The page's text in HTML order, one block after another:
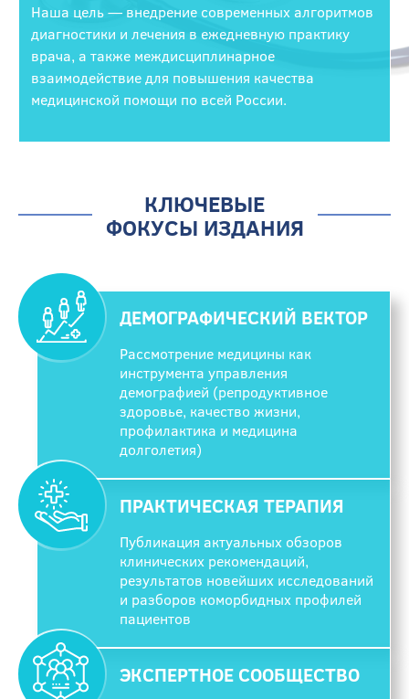
Наша цель — внедрение современных алгоритмов
диагностики и лечения в ежедневную практику
врача, а также междисциплинарное
взаимодействие для повышения качества
медицинской помощи по всей России.
КЛЮЧЕВЫЕ
ФОКУСЫ ИЗДАНИЯ
ДЕМОГРАФИЧЕСКИЙ ВЕКТОР
Рассмотрение медицины как
инструмента управления
демографией (репродуктивное
здоровье, качество жизни,
профилактика и медицина
долголетия)
ПРАКТИЧЕСКАЯ ТЕРАПИЯ
Публикация актуальных обзоров
клинических рекомендаций,
результатов новейших исследований
и разборов коморбидных профилей
пациентов
ЭКСПЕРТНОЕ СООБЩЕСТВО